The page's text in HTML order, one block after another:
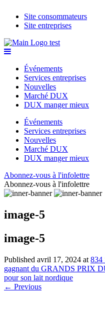
Site consommateurs
Site entreprises
Événements
Services entreprises
Nouvelles
Marché DUX
DUX manger mieux
Événements
Services entreprises
Nouvelles
Marché DUX
DUX manger mieux
Abonnez-vous à l'infolettre
Abonnez-vous à l'infolettre
image-5
image-5
Published avril 17, 2024 at 834
gagnant du GRANDS PRIX
pour son lait nordique
← Previous